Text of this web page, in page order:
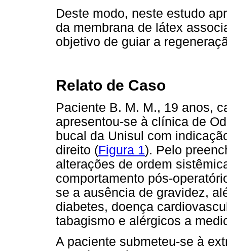
Deste modo, neste estudo
da membrana de látex
objetivo de guiar a
Relato de Caso
Paciente B. M. M., 19 anos,
apresentou-se à clínica de
bucal da Unisul com
direito (Figura 1). Pelo
alterações de ordem
comportamento pós-
se a ausência de gravidez,
diabetes, doença
tabagismo e alérgicos a
A paciente submeteu-se à